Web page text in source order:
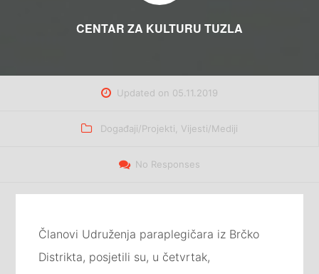
CENTAR ZA KULTURU TUZLA
Updated on 05.11.2019
Categories
Događaji/Projekti Vijesti/Mediji
No Responses
Članovi Udruženja paraplegičara iz Brčko
Distrikta, posjetili su, u četvrtak,